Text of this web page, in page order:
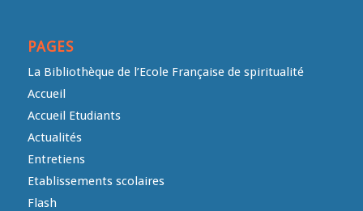
PAGES
La Bibliothèque de l’Ecole Française de spiritualité
Accueil
Accueil Etudiants
Actualités
Entretiens
Etablissements scolaires
Flash